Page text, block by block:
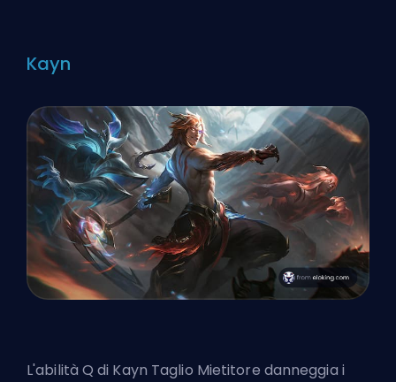
Kayn
L'abilità Q di Kayn Taglio Mietitore danneggia i